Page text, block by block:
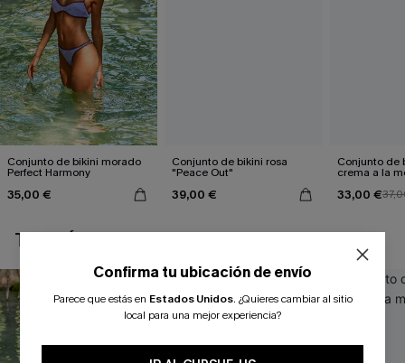
Conjunto de bikini morado
Perfect Harmony
35,00 €
Conjunto de bikini rosa
"Peace Out"
39,00 €
Conjunto de
crema a la
33,00 €
TAMBIÉN TE PUEDE GUSTAR
Confirma tu ubicación de envío
Parece que estás en Estados Unidos. ¿Quieres cambiar al sitio
local para una mejor experiencia?